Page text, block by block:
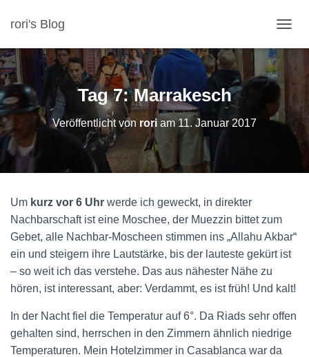
rori's Blog
A
T
I
T
N
Tag 7: Marrakesch
Veröffentlicht von rori am11. Januar 2017
Um kurz vor 6 Uhr werde ich geweckt, in direkter
Nachbarschaft ist eine Moschee, der Muezzin bittet zum
Gebet, alle Nachbar-Moscheen stimmen ins „Allahu Akbar“
ein und steigern ihre Lautstärke, bis der lauteste gekürt ist
– so weit ich das verstehe. Das aus nähester Nähe zu
hören, ist interessant, aber: Verdammt, es ist früh! Und kalt!
In der Nacht fiel die Temperatur auf 6°. Da Riads sehr offen
gehalten sind, herrschen in den Zimmern ähnlich niedrige
Temperaturen. Mein Hotelzimmer in Casablanca war da